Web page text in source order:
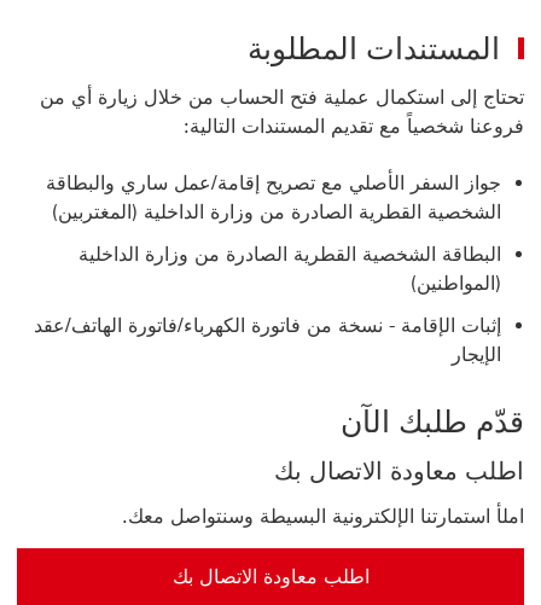
المستندات المطلوبة
تحتاج إلى استكمال عملية فتح الحساب من خلال زيارة أي من
فروعنا شخصياً مع تقديم المستندات التالية:
جواز السفر الأصلي مع تصريح إقامة/عمل ساري والبطاقة
الشخصية القطرية الصادرة من وزارة الداخلية (المغتربين)
البطاقة الشخصية القطرية الصادرة من وزارة الداخلية
(المواطنين)
إثبات الإقامة - نسخة من فاتورة الكهرباء/فاتورة الهاتف/عقد
الإيجار
قدّم طلبك الآن
اطلب معاودة الاتصال بك
املأ استمارتنا الإلكترونية البسيطة وسنتواصل معك.
اطلب معاودة الاتصال بك
اطلب معاودة الاتصال بك to apply for HSBC Call Deposit Account